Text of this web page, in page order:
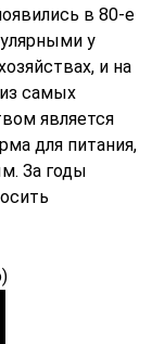
в 80-е
у
и на
самых
является
для питания,
За годы